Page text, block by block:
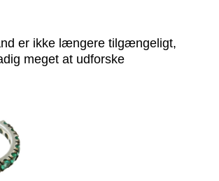
er ikke længere tilgængeligt,
meget at udforske